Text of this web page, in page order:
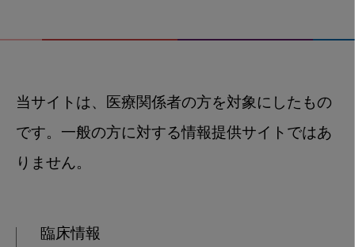
当サイトは、医療関係者の方を対象にしたもの
です。一般の方に対する情報提供サイトではあ
りません。
臨床情報